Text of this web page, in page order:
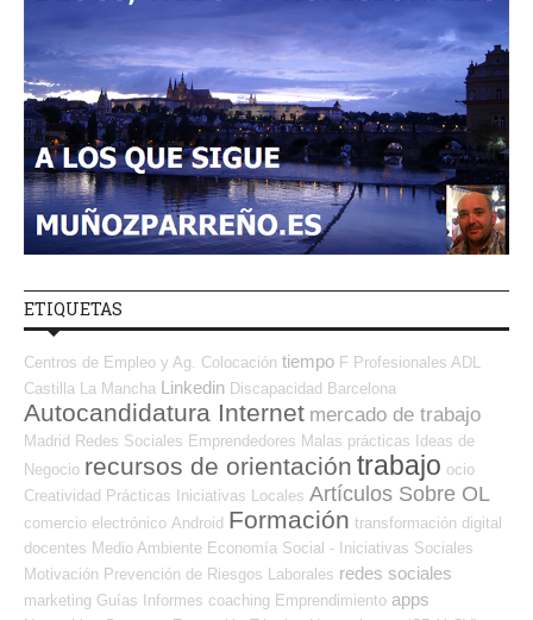
ETIQUETAS
Centros de Empleo y Ag. Colocación tiempo F Profesionales ADL
Castilla La Mancha Linkedin Discapacidad Barcelona
Autocandidatura Internet mercado de trabajo
Madrid Redes Sociales Emprendedores Malas prácticas Ideas de
Negocio recursos de orientación trabajo ocio
Creatividad Prácticas Iniciativas Locales Artículos Sobre OL
comercio electrónico Android Formación transformación digital
docentes Medio Ambiente Economía Social - Iniciativas Sociales
Motivación Prevención de Riesgos Laborales redes sociales
marketing Guías Informes coaching Emprendimiento apps